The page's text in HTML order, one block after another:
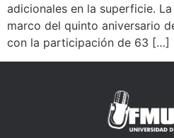
adicionales en la superficie.
marco del quinto aniversario
con la participación de 63 […]